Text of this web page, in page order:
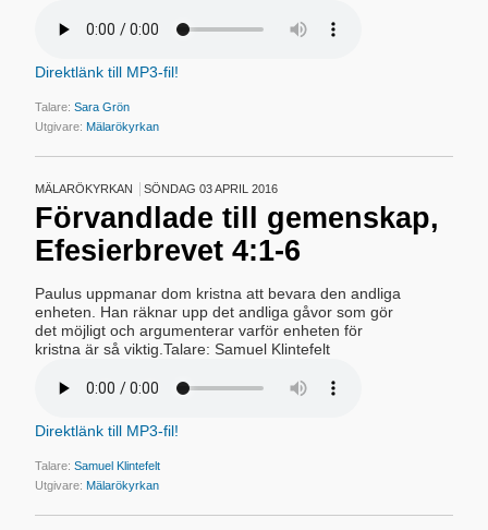
Direktlänk till MP3-fil!
Talare:Sara Grön
Utgivare:Mälarökyrkan
MÄLARÖKYRKAN SÖNDAG 03 APRIL 2016
Förvandlade till gemenskap,
Efesierbrevet 4:1-6
Paulus uppmanar dom kristna att bevara den andliga
enheten. Han räknar upp det andliga gåvor som gör
det möjligt och argumenterar varför enheten för
kristna är så viktig.Talare: Samuel Klintefelt
Direktlänk till MP3-fil!
Talare:Samuel Klintefelt
Utgivare:Mälarökyrkan